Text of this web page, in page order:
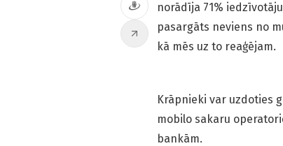
norādīja 71%
pasargāts neviens no
kā mēs uz to reaģējam.
Krāpnieki var uzdoties
mobilo sakaru
bankām.